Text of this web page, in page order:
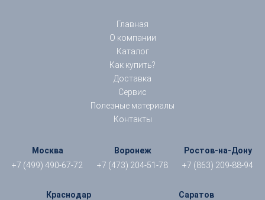
Главная
О компании
Каталог
Как купить?
Доставка
Сервис
Полезные материалы
Контакты
Москва
+7 (499) 490-67-72
Воронеж
+7 (473) 204-51-78
Ростов-на-Дону
+7 (863) 209-88-94
Краснодар
Саратов